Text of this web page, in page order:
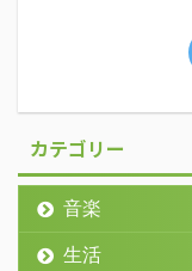
カテゴリー
音楽
生活